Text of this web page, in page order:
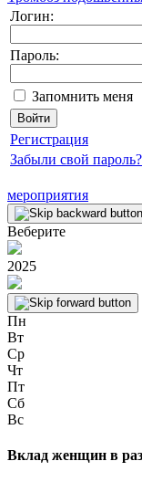
Логин:
Пароль:
Запомнить меня
Регистрация
Забыли свой пароль?
мероприятия
Веберите
2025
Пн
Вт
Ср
Чт
Пт
Сб
Вс
Вклад женщин в